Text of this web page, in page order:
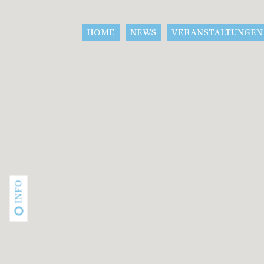
HOME NEWS VERANSTALTUNGEN
INFO